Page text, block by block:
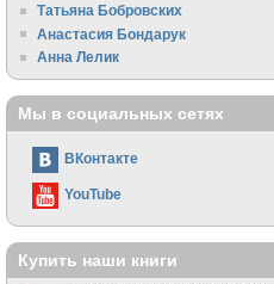
Татьяна Бобровских
Анастасия Бондарук
Анна Лелик
Мы в социальных сетях
ВКонтакте
YouTube
Купить наши книги